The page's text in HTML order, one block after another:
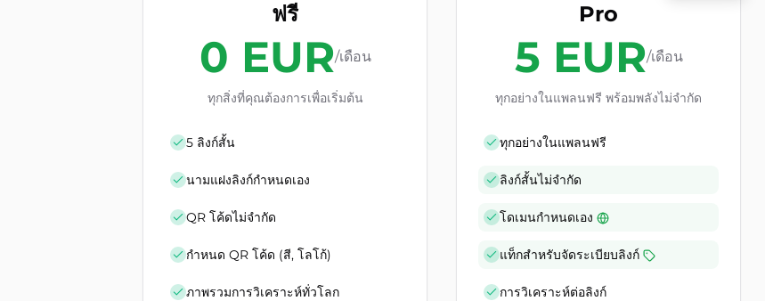
ฟรี
0 EUR/เดือน
ทุกสิ่งที่คุณต้องการเพื่อเริ่มต้น
5 ลิงก์สั้น
นามแฝงลิงก์กำหนดเอง
QR โค้ดไม่จำกัด
กำหนด QR โค้ด (สี, โลโก้)
ภาพรวมการวิเคราะห์ทั่วโลก
Pro
5 EUR/เดือน
ทุกอย่างในแพลนฟรี พร้อมพลังไม่จำกัด
ทุกอย่างในแพลนฟรี
ลิงก์สั้นไม่จำกัด
โดเมนกำหนดเอง
แท็กสำหรับจัดระเบียบลิงก์
การวิเคราะห์ต่อลิงก์